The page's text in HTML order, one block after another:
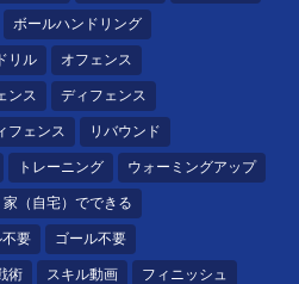
ボールハンドリング
リル オフェンス
ンス ディフェンス
フェンス リバウンド
トレーニング ウォーミングアップ
家（自宅）でできる
不要 ゴール不要
術 スキル動画 フィニッシュ